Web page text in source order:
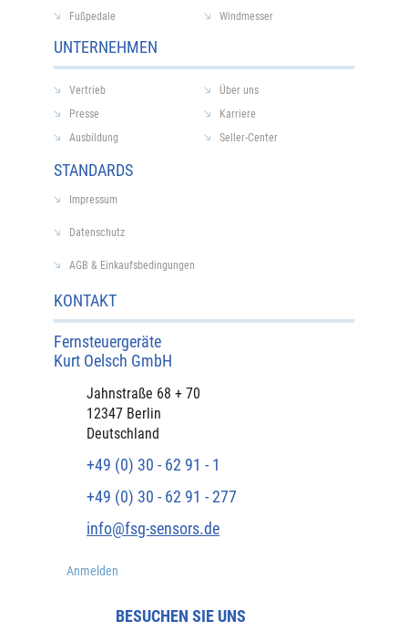
UNTERNEHMEN
KONTAKT
Fußpedale
Windmesser
Fernsteuergeräte
Kurt Oelsch GmbH​
​Jahnstraße 68 + 70
12347 Berlin
Deutschland
+49 (0) 30 - 62 91 - 1
+49 (0) 30 - 62 91 - 277
info@fsg-sensors.de
Anmelden
BESUCHEN SIE UNS
Vertrieb
Über uns
Presse
Karriere
Ausbildung
Seller-Center
STANDARDS
Impressum
Datenschutz
AGB & Einkaufsbedingungen